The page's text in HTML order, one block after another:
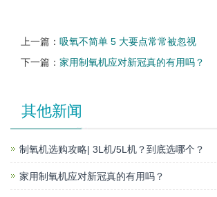
上一篇： 吸氧不简单 5 大要点常常被忽视
下一篇： 家用制氧机应对新冠真的有用吗？
其他新闻
制氧机选购攻略| 3L机/5L机？到底选哪个？
家用制氧机应对新冠真的有用吗？